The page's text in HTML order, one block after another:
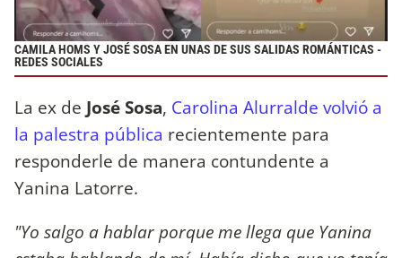
CAMILA HOMS Y JOSÉ SOSA EN UNAS DE SUS SALIDAS ROMÁNTICAS -
REDES SOCIALES
La ex de José Sosa, Carolina Alurralde volvió a
la palestra pública recientemente para
responderle de manera contundente a
Yanina Latorre.
"Yo salgo a hablar porque me llega que Yanina